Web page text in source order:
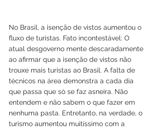
No Brasil, a isenção de vistos aumentou o
fluxo de turistas. Fato incontestável: O
atual desgoverno mente descaradamente
ao afirmar que a isenção de vistos não
trouxe mais turistas ao Brasil. A falta de
técnicos na área demonstra a cada dia
que passa que só se faz asneira. Não
entendem e não sabem o que fazer em
nenhuma pasta. Entretanto, na verdade, o
turismo aumentou muitíssimo com a